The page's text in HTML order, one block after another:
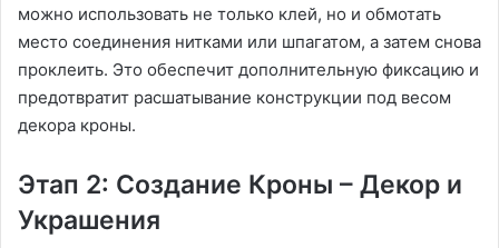
можно использовать не только клей, но и обмотать
место соединения нитками или шпагатом, а затем снова
проклеить. Это обеспечит дополнительную фиксацию и
предотвратит расшатывание конструкции под весом
декора кроны.
Этап 2: Создание Кроны – Декор и
Украшения